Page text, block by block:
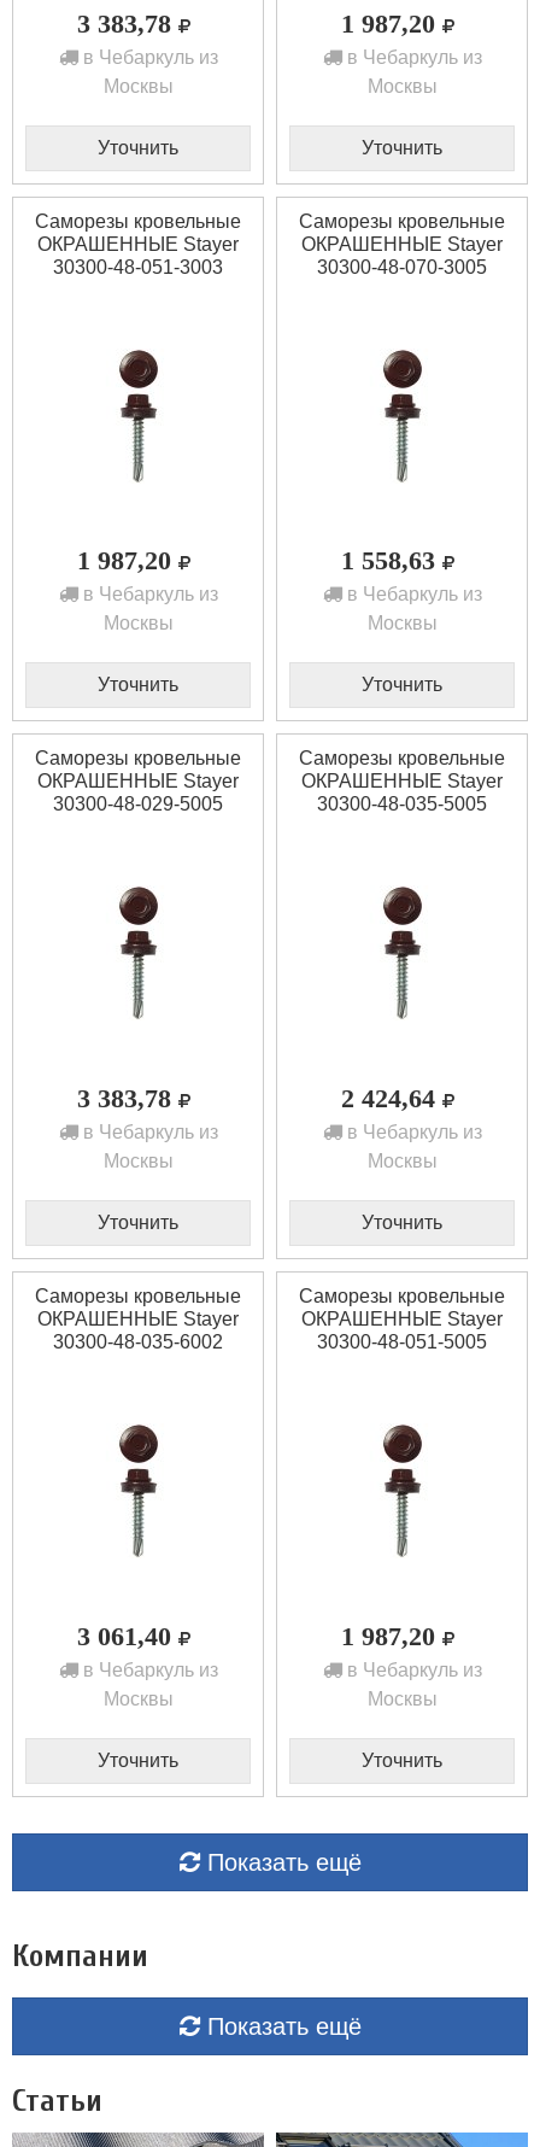
3 383,78
в Чебаркуль из
Москвы
Уточнить
1 987,20
в Чебаркуль из
Москвы
Уточнить
Саморезы кровельные
ОКРАШЕННЫЕ Stayer
30300-48-051-3003
1 987,20
в Чебаркуль из
Москвы
Уточнить
Саморезы кровельные
ОКРАШЕННЫЕ Stayer
30300-48-070-3005
1 558,63
в Чебаркуль из
Москвы
Уточнить
Саморезы кровельные
ОКРАШЕННЫЕ Stayer
30300-48-029-5005
3 383,78
в Чебаркуль из
Москвы
Уточнить
Саморезы кровельные
ОКРАШЕННЫЕ Stayer
30300-48-035-5005
2 424,64
в Чебаркуль из
Москвы
Уточнить
Саморезы кровельные
ОКРАШЕННЫЕ Stayer
30300-48-035-6002
3 061,40
в Чебаркуль из
Москвы
Уточнить
Саморезы кровельные
ОКРАШЕННЫЕ Stayer
30300-48-051-5005
1 987,20
в Чебаркуль из
Москвы
Уточнить
Показать ещё
Компании
Показать ещё
Статьи